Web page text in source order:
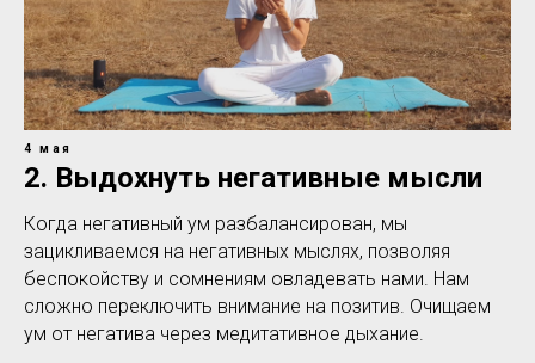
4 мая
2. Выдохнуть негативные мысли
Когда негативный ум разбалансирован, мы
зацикливаемся на негативных мыслях, позволяя
беспокойству и сомнениям овладевать нами. Нам
сложно переключить внимание на позитив. Очищаем
ум от негатива через медитативное дыхание.